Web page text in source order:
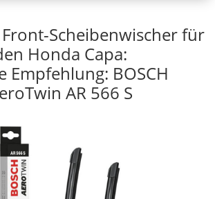
Scheibenwischer für
Honda Capa:
Empfehlung: BOSCH
AR 566 S